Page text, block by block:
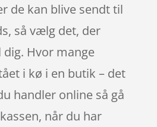
de kan blive sendt til
så vælg det, der
Hvor mange
i kø i en butik – det
handler online så gå
når du har